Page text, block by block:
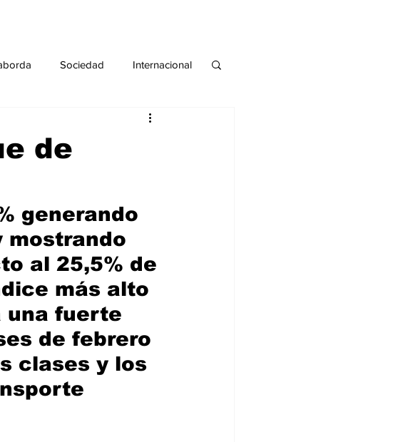
Sociedad Internacional
de
generando
mostrando
al 25,5% de
más alto
una fuerte
de febrero
clases y los